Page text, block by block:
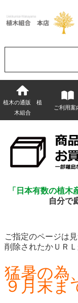
植木の通販 植
木組合
ご利用案
「日本有数の植
自分で
ご指定のページは
削除されたかＵＲ
猛暑の為
９月末ま